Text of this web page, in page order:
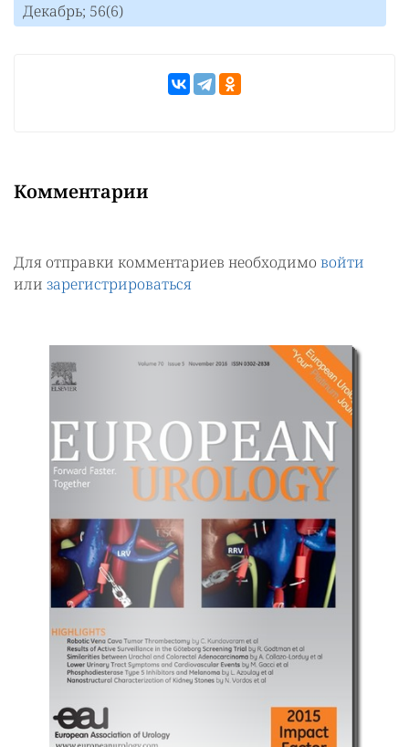
Декабрь; 56(6)
Комментарии
Для отправки комментариев необходимо войти
или зарегистрироваться